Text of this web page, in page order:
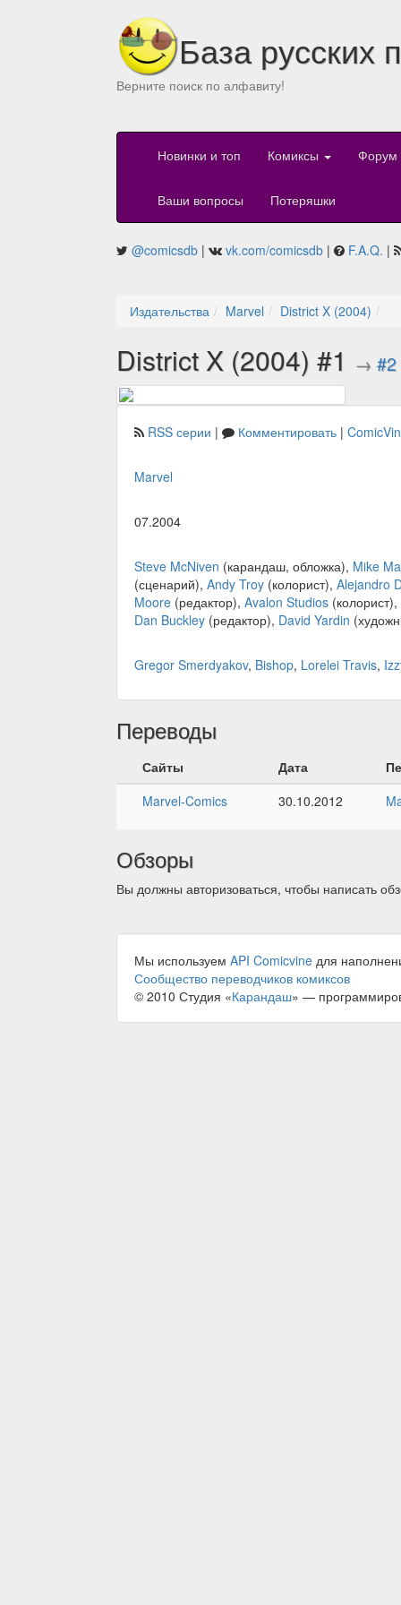
База русских
Верните поиск по алфавиту!
Новинки и топ Комиксы Форум
Ваши вопросы Потеряшки
@comicsdb | vk.com/comicsdb | F.A.Q. |
Издательства Marvel District X (2004)
District X (2004) #1 → #2
RSS серии | Комментировать |
Marvel
07.2004
Steve McNiven (карандаш, обложка), Mike
(сценарий), Andy Troy (колорист), Alejandro
Moore (редактор), Avalon Studios (колорист),
Dan Buckley (редактор), David Yardin
Gregor Smerdyakov, Bishop, Lorelei Travis,
Переводы
Сайты Дата
Marvel-Comics
30.10.2012
Обзоры
Вы должны авторизоваться, чтобы написать
Мы используем API Comicvine для
Сообщество переводчиков комиксов
© 2010 Студия «Карандаш» —